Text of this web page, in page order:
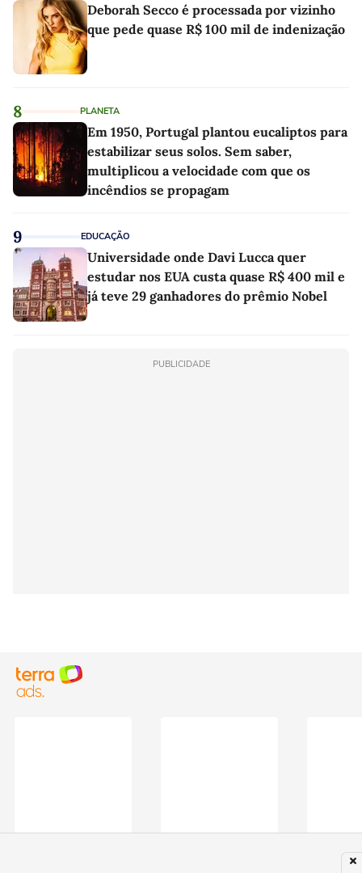
Deborah Secco é processada por vizinho
que pede quase R$ 100 mil de indenização
8 PLANETA
Em 1950, Portugal plantou eucaliptos para
estabilizar seus solos. Sem saber,
multiplicou a velocidade com que os
incêndios se propagam
9 EDUCAÇÃO
Universidade onde Davi Lucca quer
estudar nos EUA custa quase R$ 400 mil e
já teve 29 ganhadores do prêmio Nobel
PUBLICIDADE